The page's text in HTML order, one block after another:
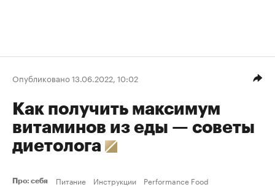
Опубликовано 13.06.2022, 10:02
Как получить максимум
витаминов из еды — советы
диетолога
Про: себя Питание Инструкции Performance Food